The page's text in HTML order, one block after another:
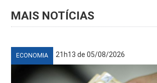
MAIS NOTÍCIAS
ECONOMIA 21h13 de 05/08/2026